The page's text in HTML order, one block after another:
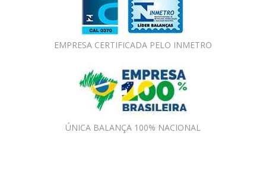
EMPRESA CERTIFICADA PELO INMETRO
ÚNICA BALANÇA 100% NACIONAL